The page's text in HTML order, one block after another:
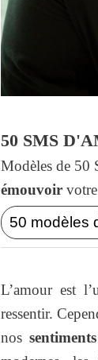
50 SMS
Modèles de 50
émouvoir
50 modèles
L’amour est
ressentir.
nos sentiments